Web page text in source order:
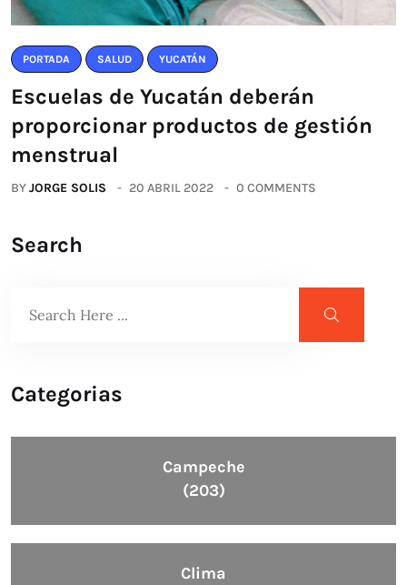
PORTADA SALUD YUCATÁN
Escuelas de Yucatán deberán
proporcionar productos de gestión
menstrual
BYJORGE SOLIS 20 ABRIL 2022 0 COMMENTS
Search
Categorias
Campeche
(203)
Clima